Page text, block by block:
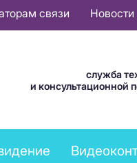
связи Новости
служба
и консультационной